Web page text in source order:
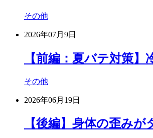
その他
2026年07月9日
【前編：夏バテ対策
その他
2026年06月19日
【後編】身体の歪み